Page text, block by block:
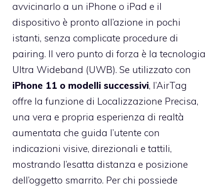
avvicinarlo a un iPhone o iPad e il
dispositivo è pronto all’azione in pochi
istanti, senza complicate procedure di
pairing. Il vero punto di forza è la tecnologia
Ultra Wideband (UWB). Se utilizzato con
iPhone 11 o modelli successivi, l’AirTag
offre la funzione di Localizzazione Precisa,
una vera e propria esperienza di realtà
aumentata che guida l’utente con
indicazioni visive, direzionali e tattili,
mostrando l’esatta distanza e posizione
dell’oggetto smarrito. Per chi possiede